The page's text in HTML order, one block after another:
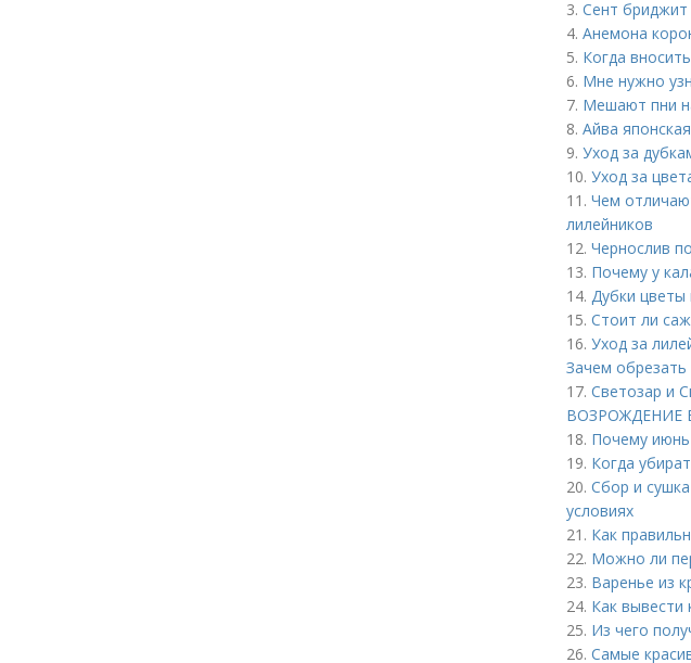
3. Сент
4. Анемона
5. Когда
6. Мне нужно
7. Мешают пни
8. Айва
9. Уход за
10. Уход за
11. Чем
лилейников
12. Чернослив
13. Почему у
14. Дубки цветы
15. Стоит ли
16. Уход за
Зачем
17. Светозар и
ВОЗРОЖДЕНИЕ
18. Почему июнь
19. Когда
20. Сбор и
условиях
21. Как
22. Можно ли
23. Варенье из
24. Как вывести
25. Из чего
26. Самые